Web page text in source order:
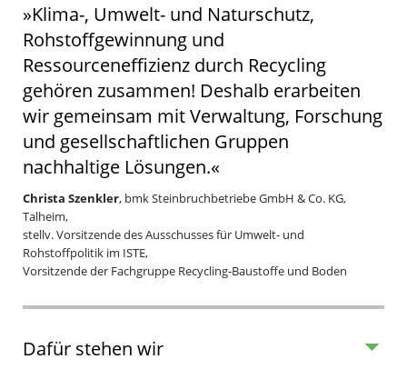
»Klima-, Umwelt- und Naturschutz,
Rohstoffgewinnung und
Ressourceneffizienz durch Recycling
gehören zusammen! Deshalb erarbeiten
wir gemeinsam mit Verwaltung, Forschung
und gesellschaftlichen Gruppen
nachhaltige Lösungen.«
Christa Szenkler, bmk Steinbruchbetriebe GmbH & Co. KG,
Talheim,
stellv. Vorsitzende des Ausschusses für Umwelt- und
Rohstoffpolitik im ISTE,
Vorsitzende der Fachgruppe Recycling-Baustoffe und Boden
Dafür stehen wir